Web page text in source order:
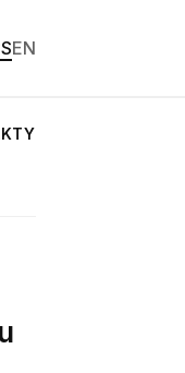
EN